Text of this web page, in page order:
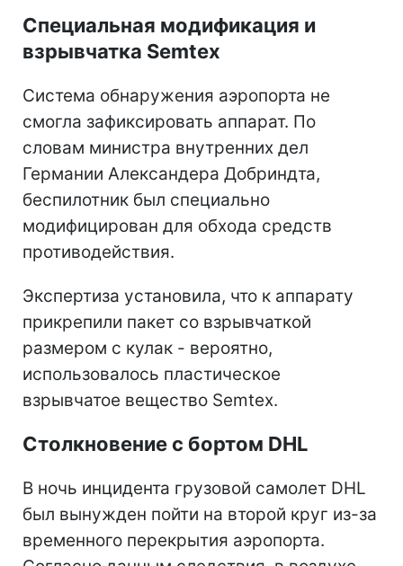
Специальная модификация и
взрывчатка Semtex
Система обнаружения аэропорта не
смогла зафиксировать аппарат. По
словам министра внутренних дел
Германии Александера Добриндта,
беспилотник был специально
модифицирован для обхода средств
противодействия.
Экспертиза установила, что к аппарату
прикрепили пакет со взрывчаткой
размером с кулак - вероятно,
использовалось пластическое
взрывчатое вещество Semtex.
Столкновение с бортом DHL
В ночь инцидента грузовой самолет DHL
был вынужден пойти на второй круг из-за
временного перекрытия аэропорта.